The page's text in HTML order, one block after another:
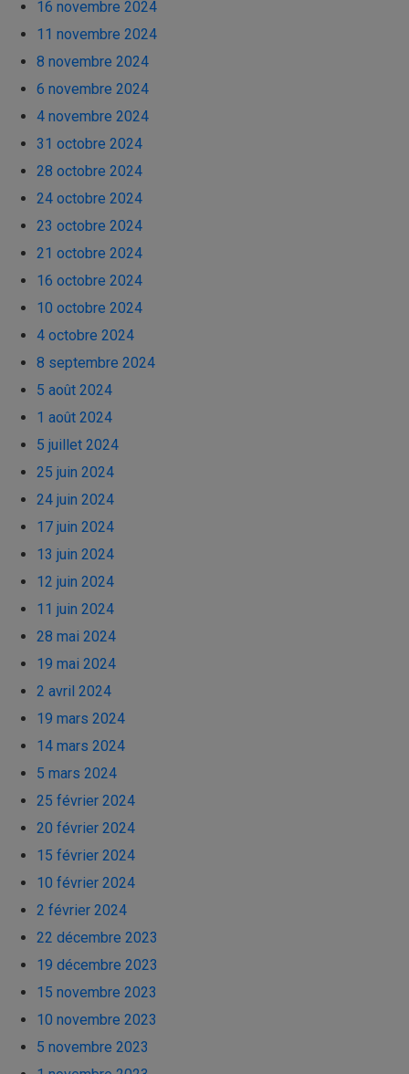
16 novembre 2024
11 novembre 2024
8 novembre 2024
6 novembre 2024
4 novembre 2024
31 octobre 2024
28 octobre 2024
24 octobre 2024
23 octobre 2024
21 octobre 2024
16 octobre 2024
10 octobre 2024
4 octobre 2024
8 septembre 2024
5 août 2024
1 août 2024
5 juillet 2024
25 juin 2024
24 juin 2024
17 juin 2024
13 juin 2024
12 juin 2024
11 juin 2024
28 mai 2024
19 mai 2024
2 avril 2024
19 mars 2024
14 mars 2024
5 mars 2024
25 février 2024
20 février 2024
15 février 2024
10 février 2024
2 février 2024
22 décembre 2023
19 décembre 2023
15 novembre 2023
10 novembre 2023
5 novembre 2023